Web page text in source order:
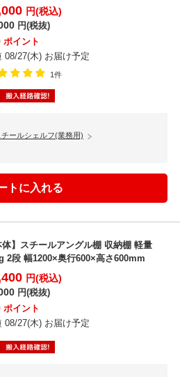
円(税込)
円(税抜)
ポイント
08/27(木) お届け予定
1件
ールシェルフ(業務用)
体】スチールアングル棚 収納棚 軽量
2段 幅1200×奥行600×高さ600mm
円(税込)
円(税抜)
ポイント
08/27(木) お届け予定